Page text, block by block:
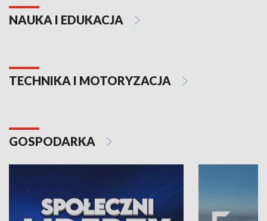
NAUKA I EDUKACJA
TECHNIKA I MOTORYZACJA
GOSPODARKA